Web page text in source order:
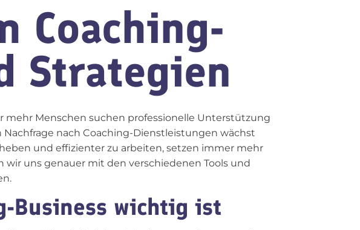
Coaching-
Strategien
mehr Menschen suchen professionelle Unterstützung
nach Coaching-Dienstleistungen wächst
und effizienter zu arbeiten, setzen immer mehr
uns genauer mit den verschiedenen Tools und
Business wichtig ist